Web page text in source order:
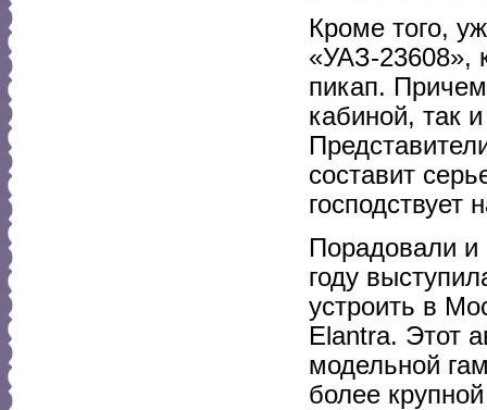
Кроме того,
«УАЗ-23608»,
пикап.
кабиной, так
составит
господствует
Порадовали
году
устроить в
Elantra. Этот
модельной
более